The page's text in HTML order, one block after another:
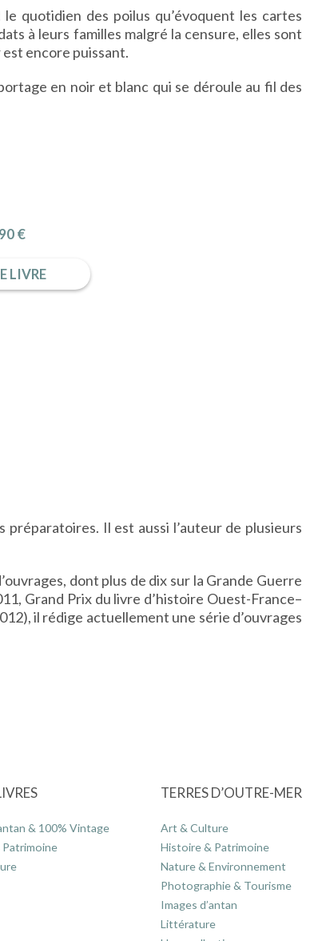
quotidien des poilus qu’évoquent les cartes
à leurs familles malgré la censure, elles sont
encore puissant.
en noir et blanc qui se déroule au fil des
€
LIVRE
Il est aussi l’auteur de plusieurs
dont plus de dix sur la Grande Guerre
Grand Prix du livre d’histoire Ouest-France–
il rédige actuellement une série d’ouvrages
& 100% Vintage
TERRES D’OUTRE-MER
Art & Culture
Histoire & Patrimoine
Nature & Environnement
Photographie & Tourisme
Images d’antan
Littérature